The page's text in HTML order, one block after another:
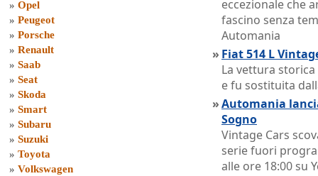
» Opel
» Peugeot
» Porsche
» Renault
» Saab
» Seat
» Skoda
» Smart
» Subaru
» Suzuki
» Toyota
» Volkswagen
eccezionale che
fascino senza
Automania
» Fiat 514 L
La vettura
e fu sostituita
»Automania
Sogno
Vintage Cars
serie fuori
alle ore 18:00 su